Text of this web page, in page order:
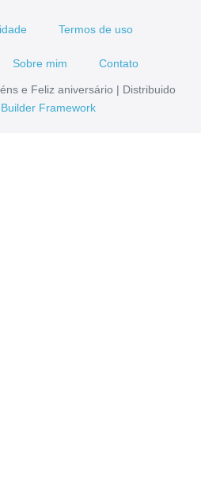
Termos de uso
Sobre mim Contato
e Feliz aniversário | Distribuido
Framework